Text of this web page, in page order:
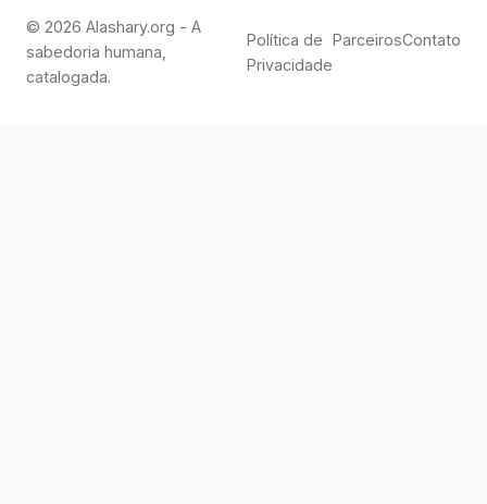
© 2026 Alashary.org - A
sabedoria humana,
catalogada.
Política de
Privacidade
ParceirosContato